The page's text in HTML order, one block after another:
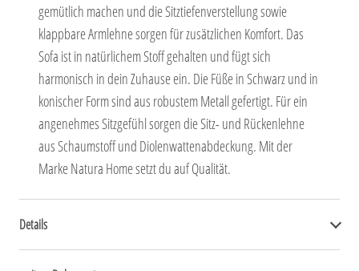
gemütlich machen und die Sitztiefenverstellung sowie
klappbare Armlehne sorgen für zusätzlichen Komfort. Das
Sofa ist in natürlichem Stoff gehalten und fügt sich
harmonisch in dein Zuhause ein. Die Füße in Schwarz und in
konischer Form sind aus robustem Metall gefertigt. Für ein
angenehmes Sitzgefühl sorgen die Sitz- und Rückenlehne
aus Schaumstoff und Diolenwattenabdeckung. Mit der
Marke Natura Home setzt du auf Qualität.
Details